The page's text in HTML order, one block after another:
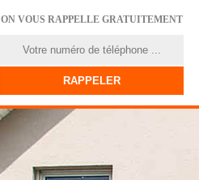
ON VOUS RAPPELLE GRATUITEMENT